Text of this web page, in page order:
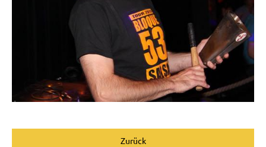
Zurück